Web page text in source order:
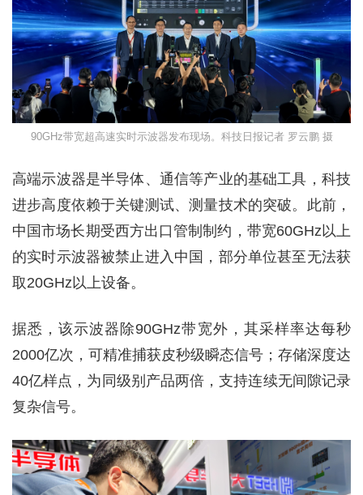
90GHz带宽超高速实时示波器发布现场。科技日报记者 罗云鹏 摄
高端示波器是半导体、通信等产业的基础工具，科技
进步高度依赖于关键测试、测量技术的突破。此前，
中国市场长期受西方出口管制制约，带宽60GHz以上
的实时示波器被禁止进入中国，部分单位甚至无法获
取20GHz以上设备。
据悉，该示波器除90GHz带宽外，其采样率达每秒
2000亿次，可精准捕获皮秒级瞬态信号；存储深度达
40亿样点，为同级别产品两倍，支持连续无间隙记录
复杂信号。